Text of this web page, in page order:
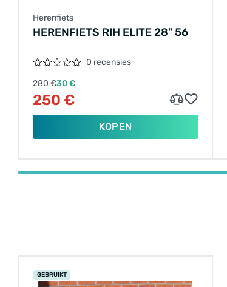
Herenfiets
HERENFIETS RIH ELITE 28" 56
0 recensies
280 €30 €
250 €
KOPEN
GEBRUIKT